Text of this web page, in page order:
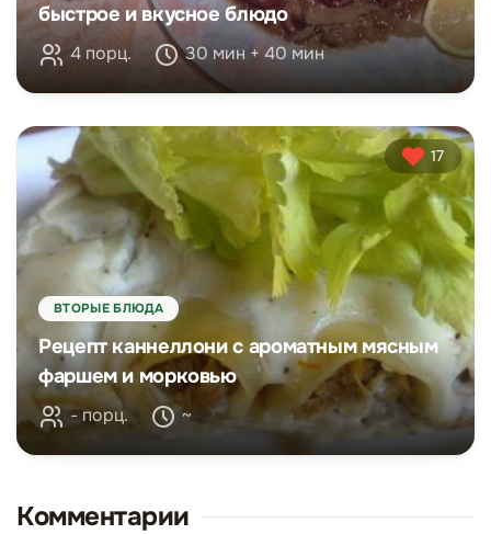
быстрое и вкусное блюдо
4 порц. 30 мин + 40 мин
17
ВТОРЫЕ БЛЮДА
Рецепт каннеллони с ароматным мясным
фаршем и морковью
- порц. ~
Комментарии